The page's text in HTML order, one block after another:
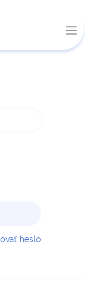
heslo